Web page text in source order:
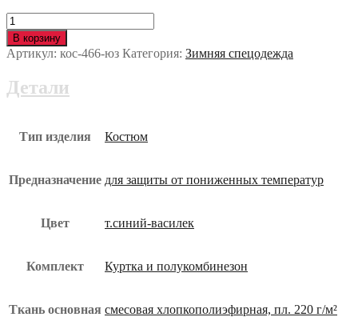
Количество
Костюм
КМ-10
ЛЮКС
юз
В корзину
Артикул: кос-466-юз Категория: Зимняя спецодежда
Детали
Тип изделия Костюм
Предназначение для защиты от пониженных температур
Цвет т.синий-василек
Комплект Куртка и полукомбинезон
Ткань основная смесовая хлопкополиэфирная, пл. 220 г/м²